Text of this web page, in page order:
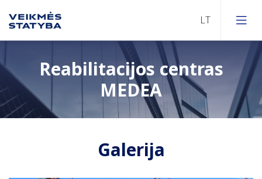
Reabilitacijos centras
MEDEA
Galerija